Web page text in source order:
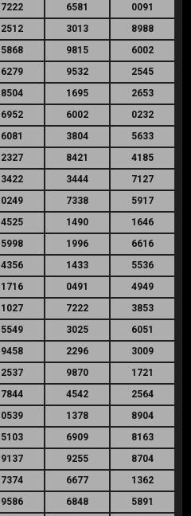
7222 6581
0091
2512 3013
8988
5868 9815
6002
6279 9532
2545
8504 1695
2653
6952 6002
0232
6081 3804
5633
2327 8421
4185
3422 3444
7127
0249 7338
5917
4525 1490
1646
5998 1996
6616
4356 1433
5536
1716 0491
4949
1027 7222
3853
5549 3025
6051
9458 2296
3009
2537 9870
1721
7844 4542
2564
0539 1378
8904
5103 6909
8163
9137 9255
8704
7374 6677
1362
9586 6848
5891